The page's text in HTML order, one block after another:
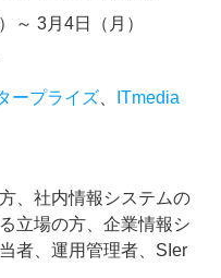
～ 3月4日（月）
ープライズ
ITmedia
、社内情報システムの
立場の方、企業情報シ
者、運用管理者、SIer